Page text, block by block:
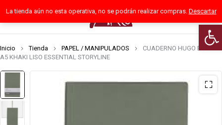
La tienda aún no esta operativa, no se podrán realizar compras. Descartar
0
Inicio Tienda PAPEL / MANIPULADOS
CUADERNO HUGO BOSS
A5 KHAKI LISO ESSENTIAL STORYLINE